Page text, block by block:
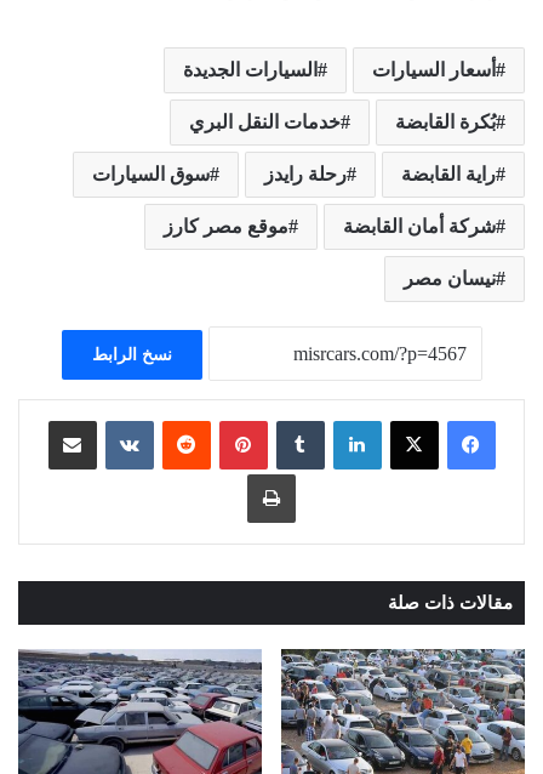
أسعار السيارات السيارات الجديدة
بُكرة القابضة خدمات النقل البري
راية القابضة رحلة رايدز سوق السيارات
شركة أمان القابضة موقع مصر كارز
نيسان مصر
نسخ الرابط
لينكدإن ‏Tumblr بينتيريست
‏Reddit
‏VKontakte مشاركة عبر البريد
طباعة
مقالات ذات صلة